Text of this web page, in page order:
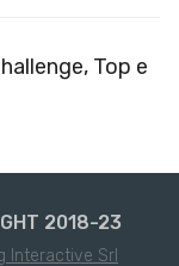
Top e
2018-23
Interactive Srl